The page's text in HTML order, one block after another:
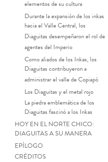
elementos de su cultura
Durante la expansión de los inkas
hacia el Valle Central, los
Diaguitas desempeñaron el rol de
agentes del Imperio
Como aliados de los Inkas, los
Diaguitas contribuyeron a
administrar el valle de Copiapó
Los Diaguitas y el metal rojo
La piedra emblemática de los
Diaguitas fascinó a los Inkas
HOY EN EL NORTE CHICO:
DIAGUITAS A SU MANERA
EPÍLOGO
CRÉDITOS